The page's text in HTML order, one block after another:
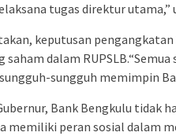
tugas direktur utama,”
keputusan
saham dalam
sungguh memimpin
Bank Bengkulu tidak
memiliki peran sosial dalam